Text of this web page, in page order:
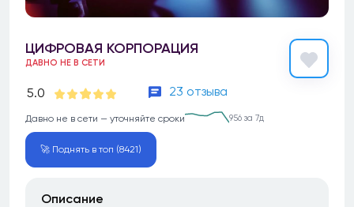
ЦИФРОВАЯ КОРПОРАЦИЯ
ДАВНО НЕ В СЕТИ
5.0 23 отзыва
Давно не в сети — уточняйте сроки 956 за 7д
🚀 Поднять в топ (8421)
Описание